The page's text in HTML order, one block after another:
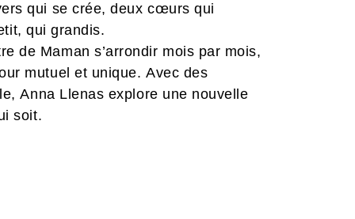
qui se crée, deux cœurs qui
qui grandis.
de Maman s’arrondir mois par mois,
mutuel et unique. Avec des
Anna Llenas explore une nouvelle
soit.